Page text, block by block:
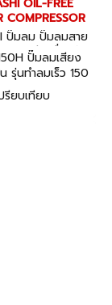
OIL-FREE
COMPRESSOR
ปั๊มลม ปั๊มลมสาย
ยล์ฟรี เครื่องอัด
AC150H
ปั๊มลมเสียง
รุ่นทำลมเร็ว 150
x3 220V
OIL-FREE SILENT
รียบเทียบ